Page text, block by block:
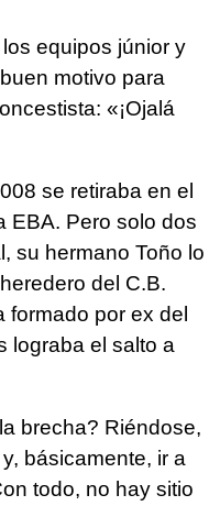
equipos júnior y
motivo para
«¡Ojalá
se retiraba en el
EBA. Pero solo dos
su hermano Toño lo
del C.B.
formado por ex del
lograba el salto a
brecha? Riéndose,
básicamente, ir a
todo, no hay sitio